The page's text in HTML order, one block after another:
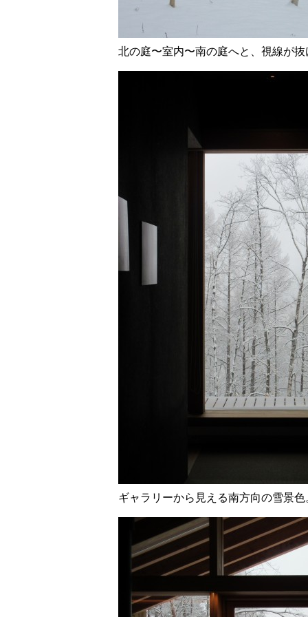
北の庭〜室内〜南の庭へと、視線が
ギャラリーから見える南方向の雪景色